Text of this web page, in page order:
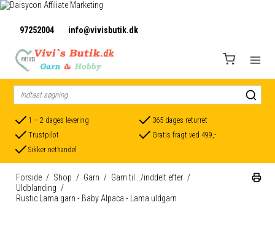
97252004 info@vivisbutik.dk
1 – 2 dages levering
365 dages returret
Trustpilot
Gratis fragt ved 499,-
Sikker nethandel
Forside / Shop / Garn / Garn til ../inddelt efter /
Uldblanding /
Rustic Lama garn - Baby Alpaca - Lama uldgarn